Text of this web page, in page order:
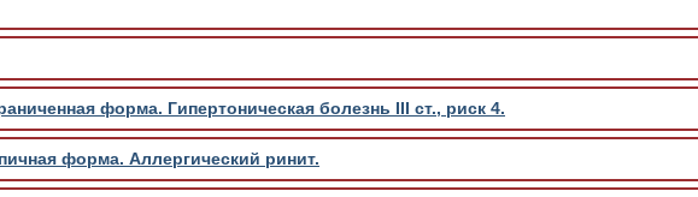
форма. Гипертоническая болезнь III ст., риск 4.
форма. Аллергический ринит.